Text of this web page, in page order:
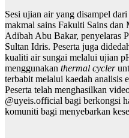
Sesi ujian air yang disampel
makmal sains Fakulti Sains dan
Adibah Abu Bakar, penyelaras
Sultan Idris. Peserta juga
kualiti air sungai melalui ujian
menggunakan thermal cycler
terbabit melalui kaedah
Peserta telah menghasilkan
@uyeis.official bagi berkongsi
komuniti bagi menyebarkan